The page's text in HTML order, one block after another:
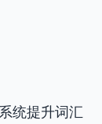
统提升词汇